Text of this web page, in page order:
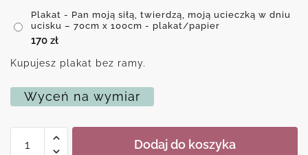
Plakat - Pan moją siłą, twierdzą, moją ucieczką w dniu
ucisku – 70cm x 100cm - plakat/papier
170 zł
Kupujesz plakat bez ramy.
Wyceń na wymiar
ilość
Plakat
Dodaj do koszyka